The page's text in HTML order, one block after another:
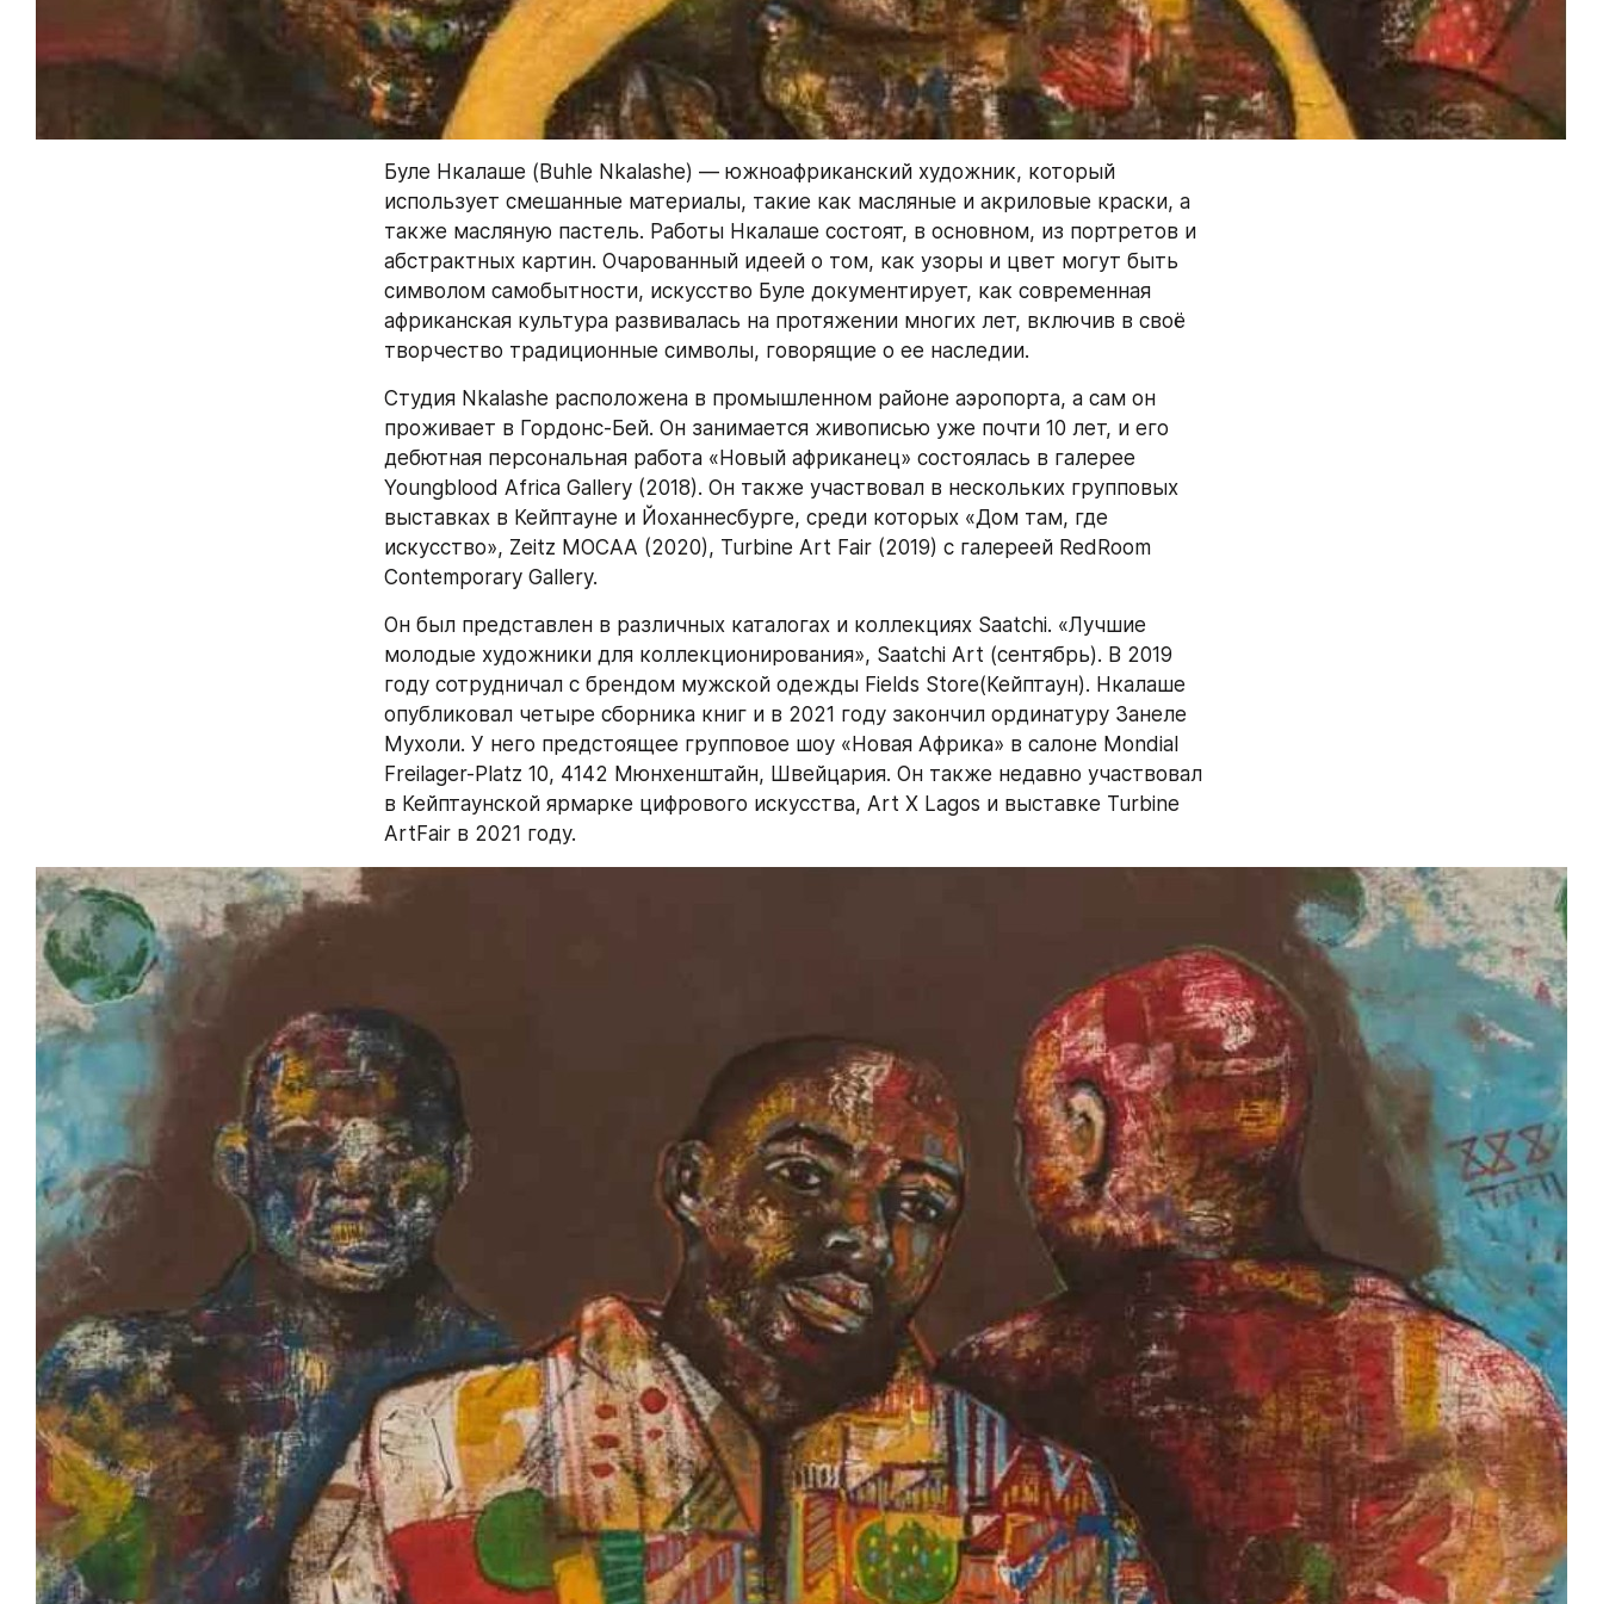
Буле Нкалаше (Buhle Nkalashe) — южноафриканский художник, который
использует смешанные материалы, такие как масляные и акриловые краски, а
также масляную пастель. Работы Нкалаше состоят, в основном, из портретов и
абстрактных картин. Очарованный идеей о том, как узоры и цвет могут быть
символом самобытности, искусство Буле документирует, как современная
африканская культура развивалась на протяжении многих лет, включив в своё
творчество традиционные символы, говорящие о ее наследии.
Студия Nkalashe расположена в промышленном районе аэропорта, а сам он
проживает в Гордонс-Бей. Он занимается живописью уже почти 10 лет, и его
дебютная персональная работа «Новый африканец» состоялась в галерее
Youngblood Africa Gallery (2018). Он также участвовал в нескольких групповых
выставках в Кейптауне и Йоханнесбурге, среди которых «Дом там, где
искусство», Zeitz MOCAA (2020), Turbine Art Fair (2019) с галереей RedRoom
Contemporary Gallery.
Он был представлен в различных каталогах и коллекциях Saatchi. «Лучшие
молодые художники для коллекционирования», Saatchi Art (сентябрь). В 2019
году сотрудничал с брендом мужской одежды Fields Store(Кейптаун). Нкалаше
опубликовал четыре сборника книг и в 2021 году закончил ординатуру Занеле
Мухоли. У него предстоящее групповое шоу «Новая Африка» в салоне Mondial
Freilager-Platz 10, 4142 Мюнхенштайн, Швейцария. Он также недавно участвовал
в Кейптаунской ярмарке цифрового искусства, Art X Lagos и выставке Turbine
ArtFair в 2021 году.